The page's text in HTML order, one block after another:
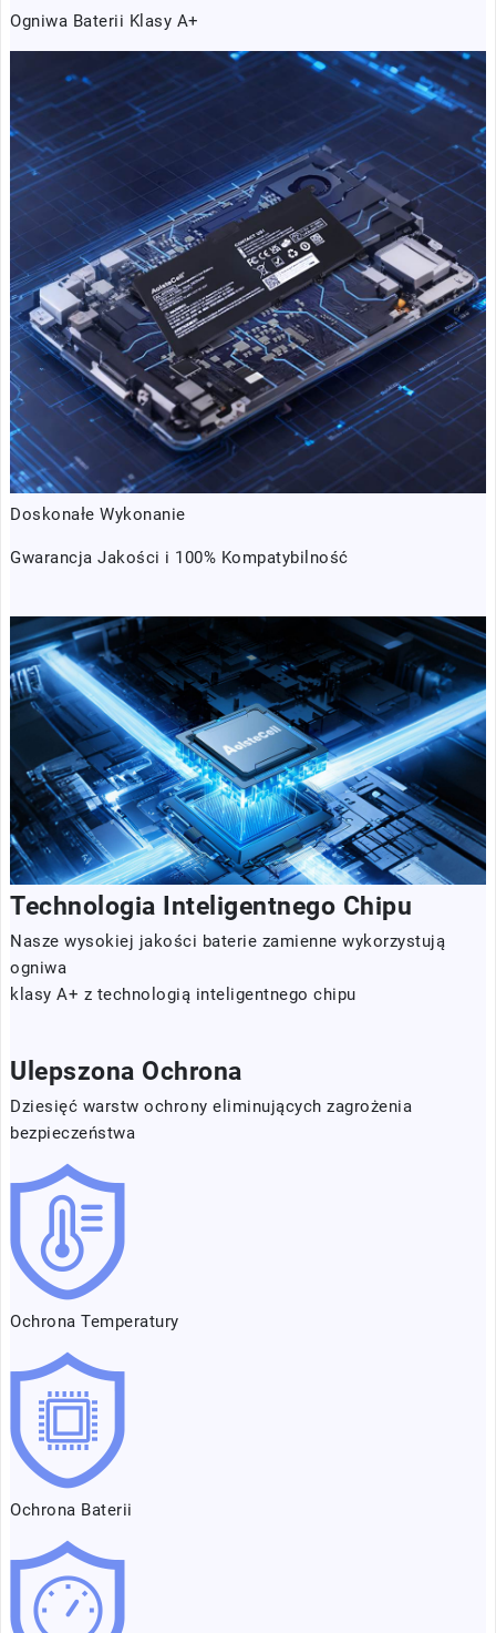
Ogniwa Baterii Klasy A+
Doskonałe Wykonanie
Gwarancja Jakości i 100% Kompatybilność
Technologia Inteligentnego Chipu
Nasze wysokiej jakości baterie zamienne wykorzystują
ogniwa
klasy A+ z technologią inteligentnego chipu
Ulepszona Ochrona
Dziesięć warstw ochrony eliminujących zagrożenia
bezpieczeństwa
Ochrona Temperatury
Ochrona Baterii